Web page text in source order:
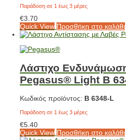
Παράδοση σε 1 έως 3 μέρες
€3.70
Quick View Προσθήκη στο καλάθι
Λάστιχο
Pegasus® Light Β
Κωδικός προϊόντος: Β 6348-L
Παράδοση σε 1 έως 3 μέρες
€5.40
Quick View Προσθήκη στο καλάθι